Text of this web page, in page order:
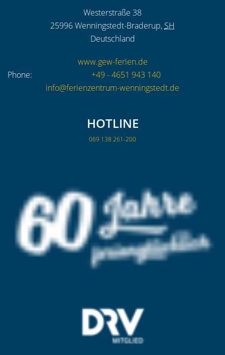
Westerstraße 38
25996Wenningstedt-Braderup,SH
Deutschland
www.gew-ferien.de
Phone:
+49 - 4651 943 140
info@ferienzentrum-wenningstedt.de
HOTLINE
069 138 261-200